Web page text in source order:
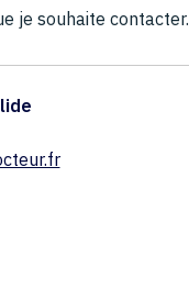
je souhaite contacter.